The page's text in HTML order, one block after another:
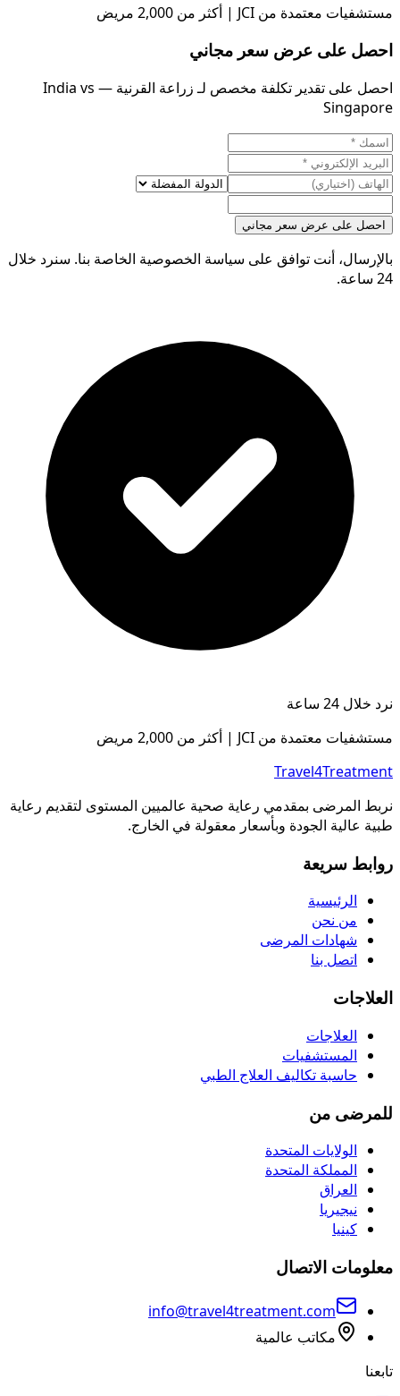
مستشفيات معتمدة من JCI | أكثر من 2,000 مريض
احصل على عرض سعر مجاني
احصل على تقدير تكلفة مخصص لـ زراعة القرنية — India vs
Singapore
احصل على عرض سعر مجاني
بالإرسال، أنت توافق على سياسة الخصوصية الخاصة بنا. سنرد خلال
24 ساعة.
نرد خلال 24 ساعة
مستشفيات معتمدة من JCI | أكثر من 2,000 مريض
Travel4Treatment
نربط المرضى بمقدمي رعاية صحية عالميين المستوى لتقديم رعاية
طبية عالية الجودة وبأسعار معقولة في الخارج.
روابط سريعة
الرئيسية
من نحن
شهادات المرضى
اتصل بنا
العلاجات
العلاجات
المستشفيات
حاسبة تكاليف العلاج الطبي
للمرضى من
الولايات المتحدة
المملكة المتحدة
العراق
نيجيريا
كينيا
معلومات الاتصال
info@travel4treatment.com
مكاتب عالمية
تابعنا